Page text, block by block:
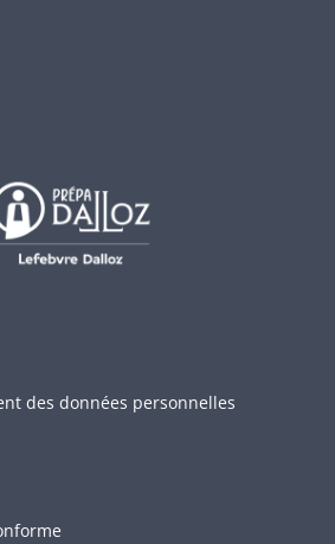
des données personnelles